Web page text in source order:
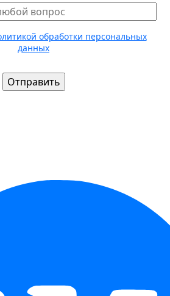
обработки персональных
данных